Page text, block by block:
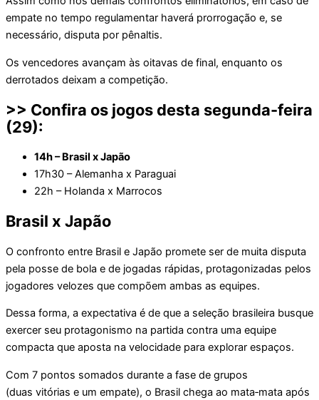
empate no tempo regulamentar haverá prorrogação e, se
necessário, disputa por pênaltis.
Os vencedores avançam às oitavas de final, enquanto os
derrotados deixam a competição.
>> Confira os jogos desta segunda-feira
(29):
14h – Brasil x Japão
17h30 – Alemanha x Paraguai
22h – Holanda x Marrocos
Brasil x Japão
O confronto entre Brasil e Japão promete ser de muita disputa
pela posse de bola e de jogadas rápidas, protagonizadas pelos
jogadores velozes que compõem ambas as equipes.
Dessa forma, a expectativa é de que a seleção brasileira busque
exercer seu protagonismo na partida contra uma equipe
compacta que aposta na velocidade para explorar espaços.
Com 7 pontos somados durante a fase de grupos
(duas vitórias e um empate), o Brasil chega ao mata‑mata após